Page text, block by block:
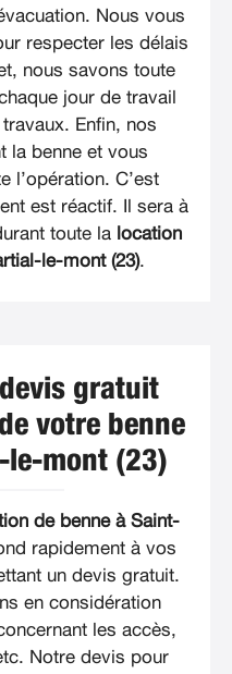
Nous vous
respecter les délais
nous savons toute
jour de travail
Enfin, nos
la benne et vous
l’opération. C’est
est réactif. Il sera à
toute la location
le-mont (23).
gratuit
votre benne
mont (23)
de benne à Saint-
rapidement à vos
un devis gratuit.
en considération
les accès,
Notre devis pour